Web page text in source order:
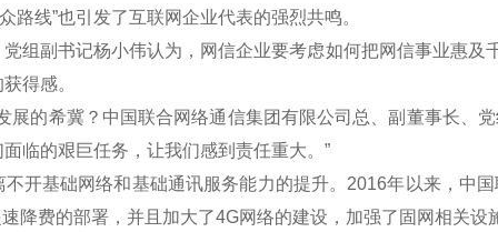
线”也引发了互联网企业代表的强烈共鸣。
副书记杨小伟认为，网信企业要考虑如何把网信事业惠及
得感。
的希冀？中国联合网络通信集团有限公司总、副董事长、党
临的艰巨任务，让我们感到责任重大。”
基础网络和基础通讯服务能力的提升。2016年以来，中国
降费的部署，并且加大了4G网络的建设，加强了固网相关设